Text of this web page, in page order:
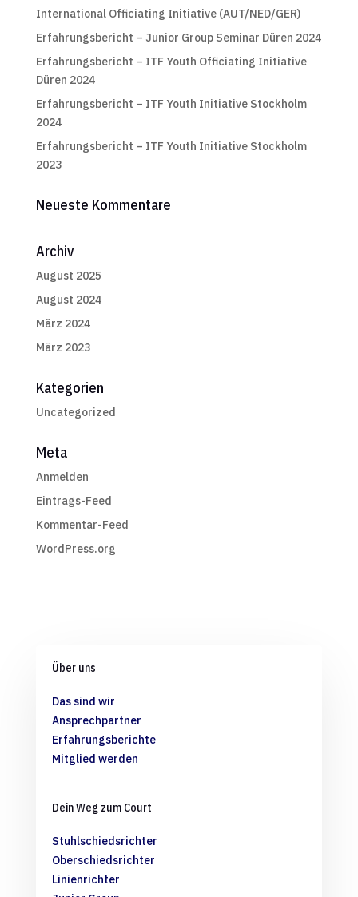
International Officiating Initiative (AUT/NED/GER)
Erfahrungsbericht – Junior Group Seminar Düren 2024
Erfahrungsbericht – ITF Youth Officiating Initiative
Düren 2024
Erfahrungsbericht – ITF Youth Initiative Stockholm
2024
Erfahrungsbericht – ITF Youth Initiative Stockholm
2023
Neueste Kommentare
Archiv
August 2025
August 2024
März 2024
März 2023
Kategorien
Uncategorized
Meta
Anmelden
Eintrags-Feed
Kommentar-Feed
WordPress.org
Über uns
Das sind wir
Ansprechpartner
Erfahrungsberichte
Mitglied werden
Dein Weg zum Court
Stuhlschiedsrichter
Oberschiedsrichter
Linienrichter